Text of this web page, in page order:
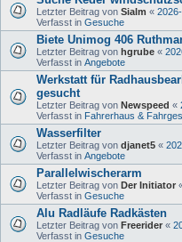
Letzter Beitrag von Sialm «
Verfasst in Gesuche
Biete Unimog 406
Letzter Beitrag von hgrube «
Verfasst in Angebote
Werkstatt für
gesucht
Letzter Beitrag von Newspeed «
Verfasst in Fahrerhaus &
Wasserfilter
Letzter Beitrag von djanet5 «
Verfasst in Angebote
Parallelwischerarm
Letzter Beitrag von Der Initiator
Verfasst in Gesuche
Alu Radläufe Radkästen
Letzter Beitrag von Freerider «
Verfasst in Gesuche